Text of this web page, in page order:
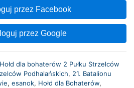
przez Facebook
przez Google
dla bohaterów 2 Pułku Strzelców
Podhalańskich, 21. Batalionu
, esanok, Hołd dla Bohaterów,